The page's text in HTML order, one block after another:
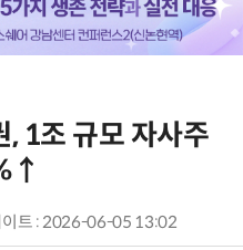
1조 규모 자사주
이트 : 2026-06-05 13:02